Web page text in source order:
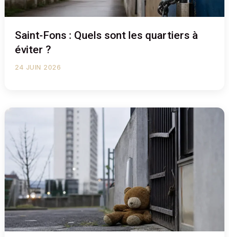
Saint-Fons : Quels sont les quartiers à
éviter ?
24 JUIN 2026